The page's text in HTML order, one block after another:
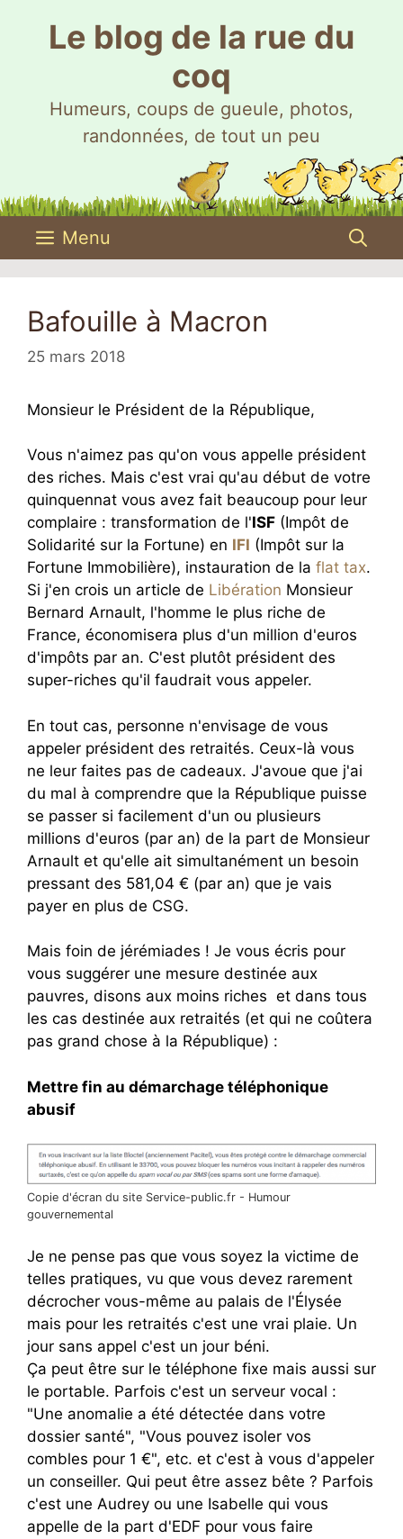
Le blog de la rue du
coq
Humeurs, coups de gueule, photos,
randonnées, de tout un peu
Menu
Bafouille à Macron
25 mars 2018
Monsieur le Président de la République,
Vous n'aimez pas qu'on vous appelle président
des riches. Mais c'est vrai qu'au début de votre
quinquennat vous avez fait beaucoup pour leur
complaire : transformation de l'ISF (Impôt de
Solidarité sur la Fortune) en IFI (Impôt sur la
Fortune Immobilière), instauration de la flat tax.
Si j'en crois un article de Libération Monsieur
Bernard Arnault, l'homme le plus riche de
France, économisera plus d'un million d'euros
d'impôts par an. C'est plutôt président des
super-riches qu'il faudrait vous appeler.
En tout cas, personne n'envisage de vous
appeler président des retraités. Ceux-là vous
ne leur faites pas de cadeaux. J'avoue que j'ai
du mal à comprendre que la République puisse
se passer si facilement d'un ou plusieurs
millions d'euros (par an) de la part de Monsieur
Arnault et qu'elle ait simultanément un besoin
pressant des 581,04 € (par an) que je vais
payer en plus de CSG.
Mais foin de jérémiades ! Je vous écris pour
vous suggérer une mesure destinée aux
pauvres, disons aux moins riches et dans tous
les cas destinée aux retraités (et qui ne coûtera
pas grand chose à la République) :
Mettre fin au démarchage téléphonique
abusif
Copie d'écran du site Service-public.fr - Humour
gouvernemental
Je ne pense pas que vous soyez la victime de
telles pratiques, vu que vous devez rarement
décrocher vous-même au palais de l'Élysée
mais pour les retraités c'est une vrai plaie. Un
jour sans appel c'est un jour béni.
Ça peut être sur le téléphone fixe mais aussi sur
le portable. Parfois c'est un serveur vocal :
"Une anomalie a été détectée dans votre
dossier santé", "Vous pouvez isoler vos
combles pour 1 €", etc. et c'est à vous d'appeler
un conseiller. Qui peut être assez bête ? Parfois
c'est une Audrey ou une Isabelle qui vous
appelle de la part d'EDF pour vous faire